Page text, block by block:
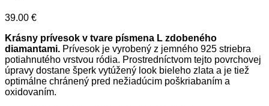
39.00 €
Krásny prívesok v tvare písmena L zdobeného
diamantami. Prívesok je vyrobený z jemného 925 striebra
potiahnutého vrstvou ródia. Prostredníctvom tejto povrchovej
úpravy dostane šperk vytúžený look bieleho zlata a je tiež
optimálne chránený pred nežiadúcim poškriabaním a
oxidovaním.